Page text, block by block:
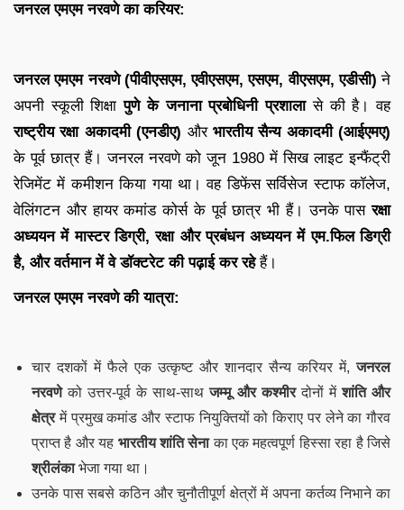
जनरल एमएम नरवणे का करियर:
जनरल एमएम नरवणे (पीवीएसएम, एवीएसएम, एसएम, वीएसएम, एडीसी)ने
अपनी स्कूली शिक्षापुणे के जनाना प्रबोधिनी प्रशालासे की है। वह
राष्ट्रीय रक्षा अकादमी (एनडीए) औरभारतीय सैन्य अकादमी (आईएमए)
के पूर्व छात्र हैं। जनरल नरवणे को जून 1980 में सिख लाइट इन्फैंट्री
रेजिमेंट में कमीशन किया गया था। वह डिफेंस सर्विसेज स्टाफ कॉलेज,
वेलिंगटन और हायर कमांड कोर्स के पूर्व छात्र भी हैं। उनके पासरक्षा
अध्ययन में मास्टर डिग्री, रक्षा और प्रबंधन अध्ययन में एम.फिल डिग्री
है, और वर्तमान में वे डॉक्टरेट की पढ़ाई कर रहेहैं।
जनरल एमएमनरवणेकी यात्रा:
चार दशकों में फैले एक उत्कृष्ट और शानदार सैन्य करियर में,जनरल
नरवणेको उत्तर-पूर्व के साथ-साथजम्मू और कश्मीरदोनों मेंशांति और
क्षेत्रमें प्रमुख कमांड और स्टाफ नियुक्तियों को किराए पर लेने का गौरव
प्राप्त है और यह भारतीय शांति सेनाका एक महत्वपूर्ण हिस्सा रहा है जिसे
श्रीलंकाभेजा गया था।
उनके पास सबसे कठिन और चुनौतीपूर्ण क्षेत्रों में अपना कर्तव्य निभाने का